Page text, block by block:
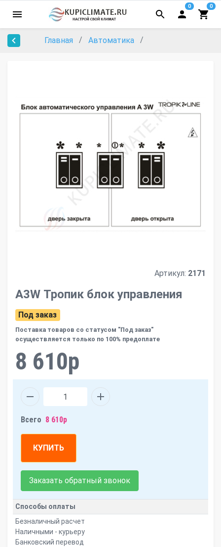
0 0
Главная Автоматика
Артикул: 2171
A3W Тропик блок управления
Под заказ
Поставка товаров со статусом "Под заказ"
осуществляется только по 100% предоплате
8 610р
Всего 8 610р
КУПИТЬ
Заказать обратный звонок
Способы оплаты
Безналичный расчет
Наличными - курьеру
Банковский перевод